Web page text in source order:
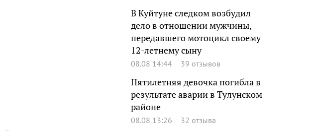
В Куйтуне следком возбудил
дело в отношении мужчины,
передавшего мотоцикл своему
12-летнему сыну
08.08 14:44 39 отзывов
Пятилетняя девочка погибла в
результате аварии в Тулунском
районе
08.08 13:26 32 отзыва